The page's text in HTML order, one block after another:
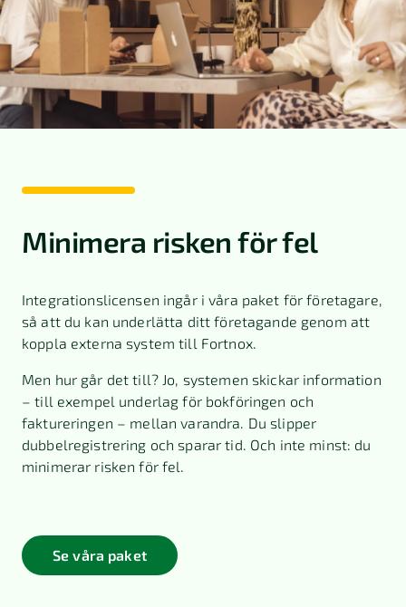
Minimera risken för fel
Integrationslicensen ingår i våra paket för företagare,
så att du kan underlätta ditt företagande genom att
koppla externa system till Fortnox.
Men hur går det till? Jo, systemen skickar information
– till exempel underlag för bokföringen och
faktureringen – mellan varandra. Du slipper
dubbelregistrering och sparar tid. Och inte minst: du
minimerar risken för fel.
Se våra paket